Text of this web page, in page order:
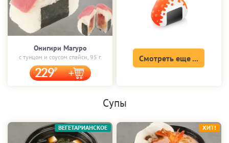
Онигири Магуро
с тунцом и соусом спайси, 95 г.
229
Смотреть еще ...
Супы
ВЕГЕТАРИАНСКОЕ ХИТ!